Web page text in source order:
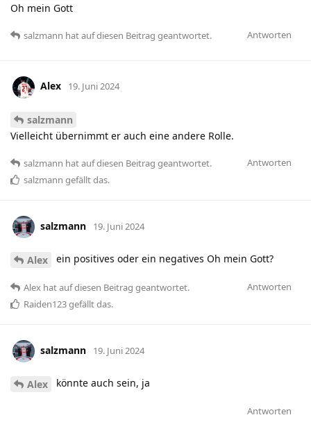
Oh mein Gott
Antworten
salzmann hatauf diesen Beitrag geantwortet.
Alex 19. Juni 2024
salzmann
Vielleicht übernimmt er auch eine andere Rolle.
Antworten
salzmann hatauf diesen Beitrag geantwortet.
salzmann gefällt das.
salzmann 19. Juni 2024
Alex ein positives oder ein negatives Oh mein Gott?
Antworten
Alex hatauf diesen Beitrag geantwortet.
Raiden123gefällt das.
salzmann 19. Juni 2024
Alex könnte auch sein, ja
Antworten